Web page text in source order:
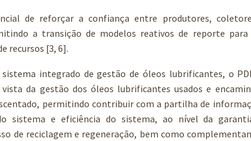
de reforçar a confiança entre produtores,
a transição de modelos reativos de reporte para
recursos [3, 6].
integrado de gestão de óleos lubrificantes, o
da gestão dos óleos lubrificantes usados e
permitindo contribuir com a partilha de
sistema e eficiência do sistema, ao nível da
de reciclagem e regeneração, bem como